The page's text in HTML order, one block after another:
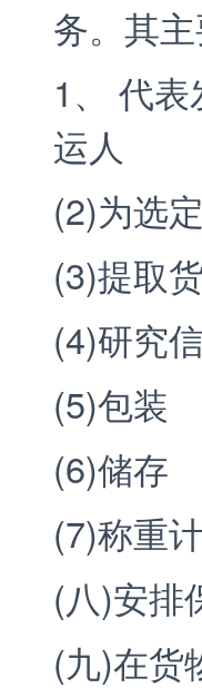
务。其
1、 代
运人
(2)为选
(3)提取
(4)研究
(5)包装
(6)储存
(7)称重
(八)安排
(九)在货